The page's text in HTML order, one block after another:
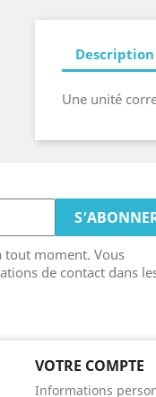
Description
Une unité
tout moment. Vous
de contact dans
VOTRE COMPTE
Informations